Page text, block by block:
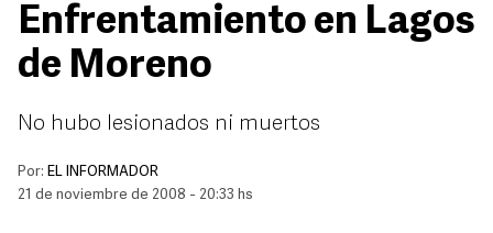
Enfrentamiento en Lagos
de Moreno
No hubo lesionados ni muertos
Por: EL INFORMADOR
21 de noviembre de 2008 - 20:33 hs